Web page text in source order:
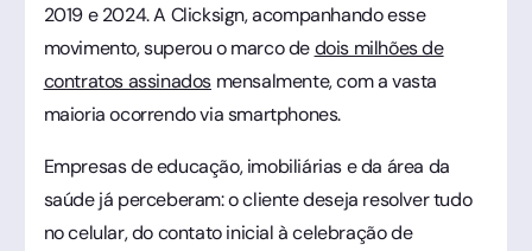
2019 e 2024. A Clicksign, acompanhando esse
movimento, superou o marco dedois milhões de
contratos assinadosmensalmente, com a vasta
maioria ocorrendo via smartphones.
Empresas de educação, imobiliárias e da área da
saúde já perceberam: o cliente deseja resolver tudo
no celular, do contato inicial à celebração de